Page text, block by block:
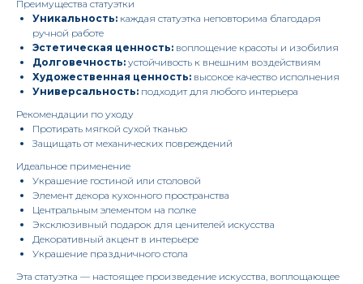
Преимущества статуэтки
Уникальность: каждая статуэтка неповторима благодаря
ручной работе
Эстетическая ценность: воплощение красоты и изобилия
Долговечность: устойчивость к внешним воздействиям
Художественная ценность: высокое качество исполнения
Универсальность: подходит для любого интерьера
Рекомендации по уходу
Протирать мягкой сухой тканью
Защищать от механических повреждений
Идеальное применение
Украшение гостиной или столовой
Элемент декора кухонного пространства
Центральным элементом на полке
Эксклюзивный подарок для ценителей искусства
Декоративный акцент в интерьере
Украшение праздничного стола
Эта статуэтка — настоящее произведение искусства, воплощающее